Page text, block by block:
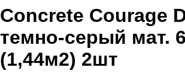
Concrete Courage
темно-серый мат.
(1,44м2) 2шт